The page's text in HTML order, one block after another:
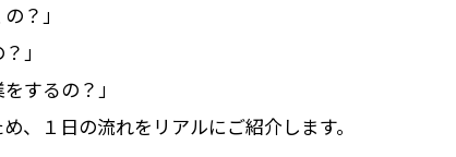
？」
」
するの？」
、１日の流れをリアルにご紹介します。